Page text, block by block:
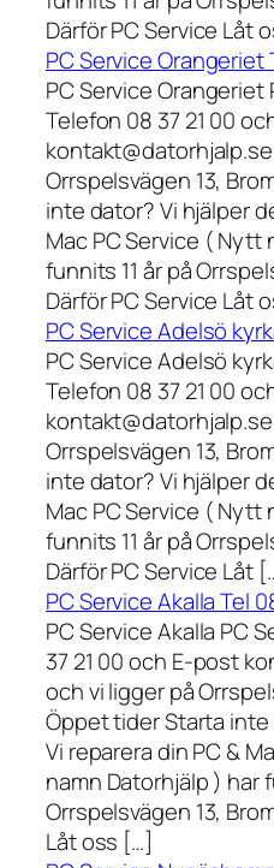
Därför PC Service Låt
PC Service Orangeriet
PC Service Orangeriet
Telefon 08 37 21 00
Orrspelsvägen 13,
inte dator? Vi hjälper
Mac PC Service ( Nytt
funnits 11 år på
Därför PC Service Låt
PC Service Adelsö
PC Service Adelsö
Telefon 08 37 21 00
Orrspelsvägen 13,
inte dator? Vi hjälper
Mac PC Service ( Nytt
funnits 11 år på
Därför PC Service Låt
PC Service Akalla Tel
PC Service Akalla PC
37 21 00 och E-post
och vi ligger på
Öppet tider Starta inte
Vi reparera din PC &
namn Datorhjälp ) har
Orrspelsvägen 13,
Låt oss […]